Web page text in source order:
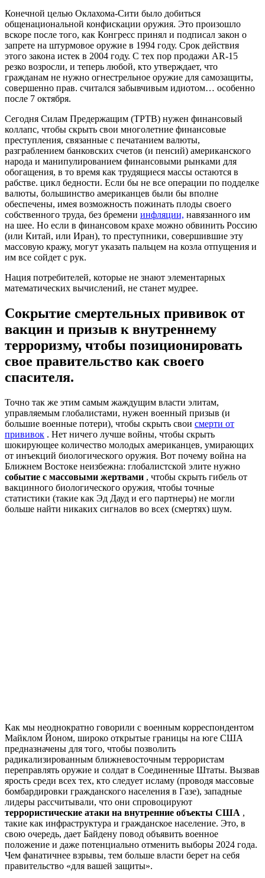
Конечной целью Оклахома-Сити было добиться
общенациональной конфискации оружия. Это произошло
вскоре после того, как Конгресс принял и подписал закон о
запрете на штурмовое оружие в 1994 году. Срок действия
этого закона истек в 2004 году. С тех пор продажи AR-15
резко возросли, и теперь любой, кто утверждает, что
гражданам не нужно огнестрельное оружие для самозащиты,
совершенно прав. считался забывчивым идиотом… особенно
после 7 октября.
Сегодня Силам Предержащим (TPTB) нужен финансовый
коллапс, чтобы скрыть свои многолетние финансовые
преступления, связанные с печатанием валюты,
разграблением банковских счетов (и пенсий) американского
народа и манипулированием финансовыми рынками для
обогащения, в то время как трудящиеся массы остаются в
рабстве. цикл бедности. Если бы не все операции по подделке
валюты, большинство американцев были бы вполне
обеспечены, имея возможность пожинать плоды своего
собственного труда, без бремени инфляции, навязанного им
на шее. Но если в финансовом крахе можно обвинить Россию
(или Китай, или Иран), то преступники, совершившие эту
массовую кражу, могут указать пальцем на козла отпущения и
им все сойдет с рук.
Нация потребителей, которые не знают элементарных
математических вычислений, не станет мудрее.
Сокрытие смертельных прививок от
вакцин и призыв к внутреннему
терроризму, чтобы позиционировать
свое правительство как своего
спасителя.
Точно так же этим самым жаждущим власти элитам,
управляемым глобалистами, нужен военный призыв (и
большие военные потери), чтобы скрыть свои смерти от
прививок . Нет ничего лучше войны, чтобы скрыть
шокирующее количество молодых американцев, умирающих
от инъекций биологического оружия. Вот почему война на
Ближнем Востоке неизбежна: глобалистской элите нужно
событие с массовыми жертвами , чтобы скрыть гибель от
вакцинного биологического оружия, чтобы точные
статистики (такие как Эд Дауд и его партнеры) не могли
больше найти никаких сигналов во всех (смертях) шум.
Как мы неоднократно говорили с военным корреспондентом
Майклом Йоном, широко открытые границы на юге США
предназначены для того, чтобы позволить
радикализированным ближневосточным террористам
переправлять оружие и солдат в Соединенные Штаты. Вызвав
ярость среди всех тех, кто следует исламу (проводя массовые
бомбардировки гражданского населения в Газе), западные
лидеры рассчитывали, что они спровоцируют
террористические атаки на внутренние объекты США ,
такие как инфраструктура и гражданское население. Это, в
свою очередь, дает Байдену повод объявить военное
положение и даже потенциально отменить выборы 2024 года.
Чем фанатичнее взрывы, тем больше власти берет на себя
правительство «для вашей защиты».